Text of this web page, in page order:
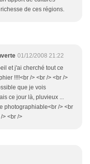
de ces régions.
01/12/2008 21:22
et j'ai cherché tout ce
!!!!<br /> <br /> <br />
que je vois
ce jour là, pluvieux ...
photographiable<br /> <br
> <br />